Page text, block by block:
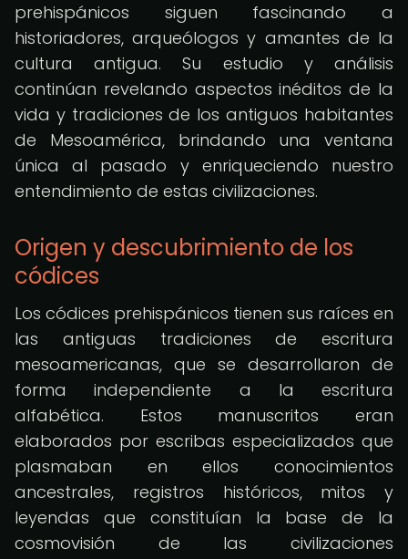
prehispánicos siguen fascinando a
historiadores, arqueólogos y amantes de la
cultura antigua. Su estudio y análisis
continúan revelando aspectos inéditos de la
vida y tradiciones de los antiguos habitantes
de Mesoamérica, brindando una ventana
única al pasado y enriqueciendo nuestro
entendimiento de estas civilizaciones.
Origen y descubrimiento de los
códices
Los códices prehispánicos tienen sus raíces en
las antiguas tradiciones de escritura
mesoamericanas, que se desarrollaron de
forma independiente a la escritura
alfabética. Estos manuscritos eran
elaborados por escribas especializados que
plasmaban en ellos conocimientos
ancestrales, registros históricos, mitos y
leyendas que constituían la base de la
cosmovisión de las civilizaciones